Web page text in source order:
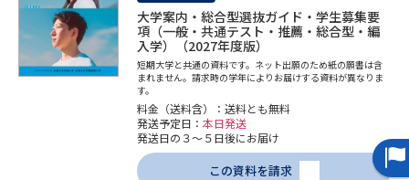
デジタルパンフレット
新学年スタート号特集ページ
（高3生用）
新学年スタート号特集ページ
（高2生用）
SELFBRAND特集ページ
オープンキャンパスなどを調べる
大学案内・総合型選抜ガイド・学生募集要
項（一般・共通テスト・推薦・総合型・編
入学）（2027年度版）
短期大学と共通の資料です。ネット出願のため紙の願書は含
まれません。請求時の学年によりお届けする資料が異なりま
す。
料金（送料含）：送料とも無料
発送予定日： 本日発送
発送日の３～５日後にお届け
この資料を請求